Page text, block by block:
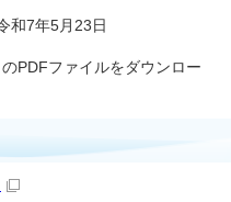
7年5月23日
PDFファイルをダウンロー